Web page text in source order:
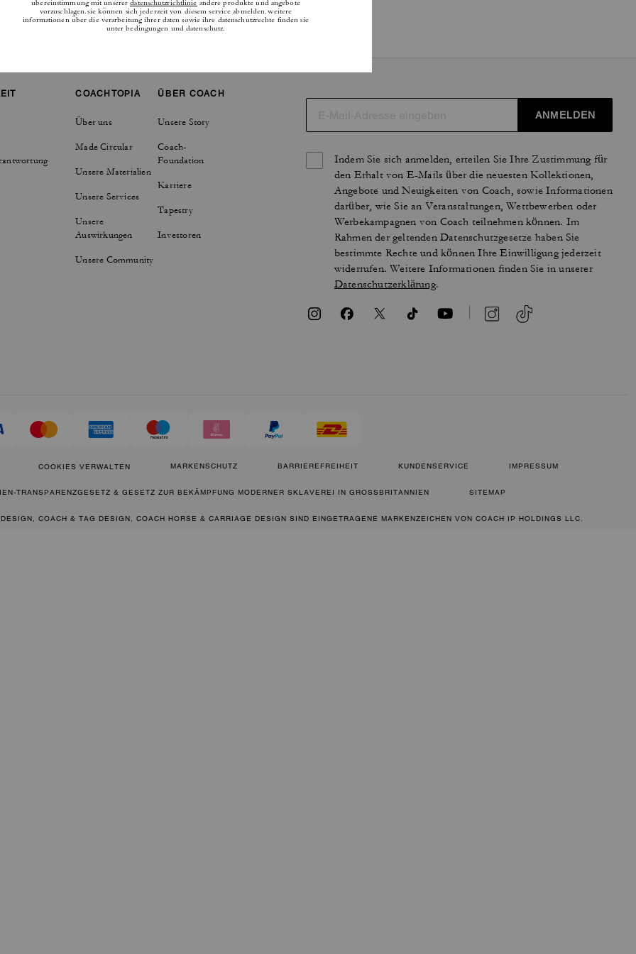
COACHTOPIA
Über uns
Made Circular
Unsere Materialien
Unsere Services
Unsere
Auswirkungen
Unsere Community
ÜBER COACH
Unsere Story
Coach-
Foundation
Karriere
Tapestry
Investoren
ANMELDEN
Indem Sie sich anmelden, erteilen Sie Ihre Zustimmung für
den Erhalt von E-Mails über die neuesten Kollektionen,
Angebote und Neuigkeiten von Coach, sowie Informationen
darüber, wie Sie an Veranstaltungen, Wettbewerben oder
Werbekampagnen von Coach teilnehmen können. Im
Rahmen der geltenden Datenschutzgesetze haben Sie
bestimmte Rechte und können Ihre Einwilligung jederzeit
widerrufen. Weitere Informationen finden Sie in unserer
Datenschutzerklärung.
COOKIES VERWALTEN MARKENSCHUTZ BARRIEREFREIHEIT KUNDENSERVICE IMPRESSUM
TRANSPARENZGESETZ & GESETZ ZUR BEKÄMPFUNG MODERNER SKLAVEREI IN GROSSBRITANNIEN SITEMAP
COACH & TAG DESIGN, COACH HORSE & CARRIAGE DESIGN SIND EINGETRAGENE MARKENZEICHEN VON COACH IP HOLDINGS LLC.